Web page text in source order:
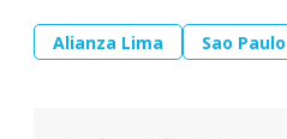
Alianza Lima Sao Paulo